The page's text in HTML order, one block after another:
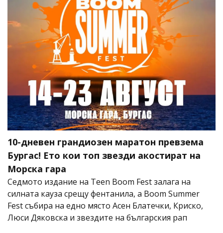
10-дневен грандиозен маратон превзема
Бургас! Ето кои топ звезди акостират на
Морска гара
Седмото издание на Teen Boom Fest залага на
силната кауза срещу фентанила, а Boom Summer
Fest събира на едно място Асен Блатечки, Криско,
Люси Дяковска и звездите на българския рап